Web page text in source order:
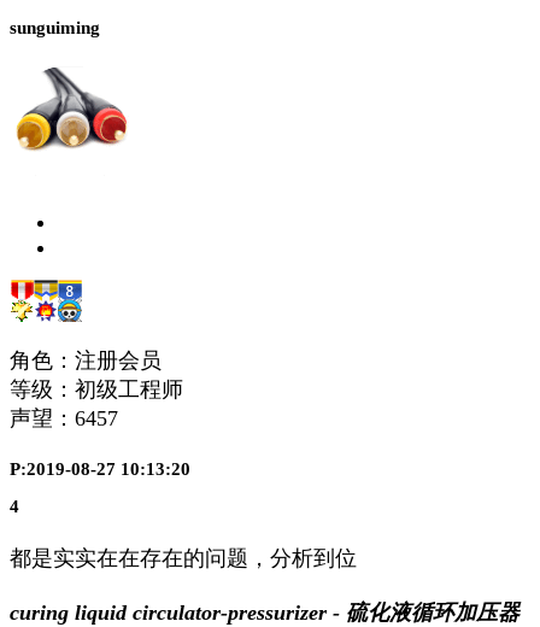
sunguiming
角色：注册会员
等级：初级工程师
声望： 6457
P:2019-08-27 10:13:20
4
都是实实在在存在的问题，分析到位
curing liquid circulator-pressurizer - 硫化液循环加压器